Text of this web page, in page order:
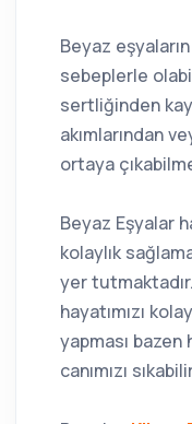
Beyaz
sebeplerle
sertliğinden
akımlarından
ortaya
Beyaz Eşyalar
kolaylık
yer
hayatımızı
yapması bazen
canımızı